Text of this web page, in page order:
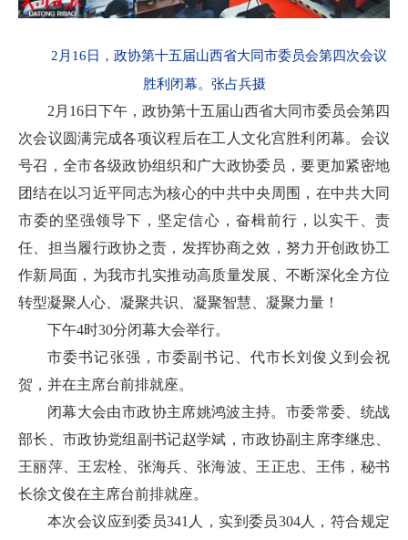
2月16日，政协第十五届山西省大同市委员会第四次会议
胜利闭幕。张占兵摄
2月16日下午，政协第十五届山西省大同市委员会第四
次会议圆满完成各项议程后在工人文化宫胜利闭幕。会议
号召，全市各级政协组织和广大政协委员，要更加紧密地
团结在以习近平同志为核心的中共中央周围，在中共大同
市委的坚强领导下，坚定信心，奋楫前行，以实干、责
任、担当履行政协之责，发挥协商之效，努力开创政协工
作新局面，为我市扎实推动高质量发展、不断深化全方位
转型凝聚人心、凝聚共识、凝聚智慧、凝聚力量！
下午4时30分闭幕大会举行。
市委书记张强，市委副书记、代市长刘俊义到会祝
贺，并在主席台前排就座。
闭幕大会由市政协主席姚鸿波主持。市委常委、统战
部长、市政协党组副书记赵学斌，市政协副主席李继忠、
王丽萍、王宏栓、张海兵、张海波、王正忠、王伟，秘书
长徐文俊在主席台前排就座。
本次会议应到委员341人，实到委员304人，符合规定